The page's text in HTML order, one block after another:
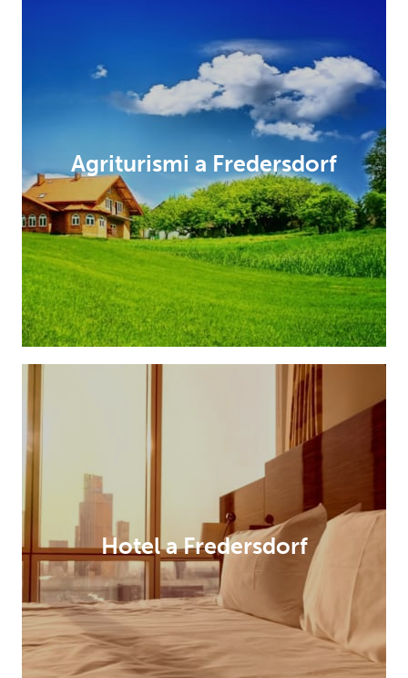
Agriturismi a Fredersdorf
Hotel a Fredersdorf